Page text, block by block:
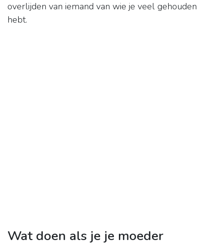
overlijden van iemand van wie je veel gehouden
hebt.
Wat doen als je je moeder